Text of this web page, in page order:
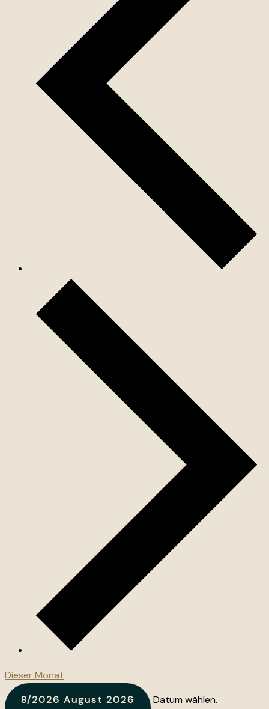
Dieser Monat
8/2026 August 2026 Datum wählen.